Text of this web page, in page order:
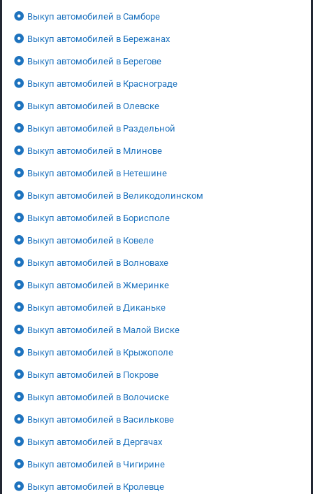
Выкуп автомобилей в Самборе
Выкуп автомобилей в Бережанах
Выкуп автомобилей в Берегове
Выкуп автомобилей в Краснограде
Выкуп автомобилей в Олевске
Выкуп автомобилей в Раздельной
Выкуп автомобилей в Млинове
Выкуп автомобилей в Нетешине
Выкуп автомобилей в Великодолинском
Выкуп автомобилей в Борисполе
Выкуп автомобилей в Ковеле
Выкуп автомобилей в Волновахе
Выкуп автомобилей в Жмеринке
Выкуп автомобилей в Диканьке
Выкуп автомобилей в Малой Виске
Выкуп автомобилей в Крыжополе
Выкуп автомобилей в Покрове
Выкуп автомобилей в Волочиске
Выкуп автомобилей в Василькове
Выкуп автомобилей в Дергачах
Выкуп автомобилей в Чигирине
Выкуп автомобилей в Кролевце